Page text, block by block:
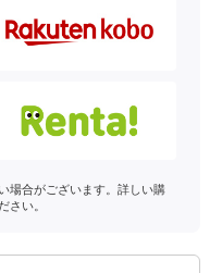
場合がございます。詳しい購
さい。